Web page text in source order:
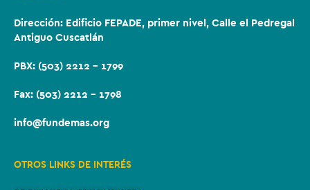
Dirección: Edificio FEPADE, primer nivel, Calle el Pedregal
Antiguo Cuscatlán
PBX: (503) 2212 – 1799
Fax: (503) 2212 – 1798
info@fundemas.org
OTROS LINKS DE INTERÉS